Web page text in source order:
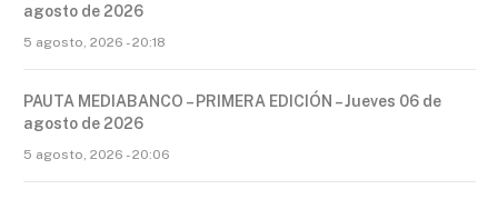
agosto de 2026
5 agosto, 2026 - 20:18
PAUTA MEDIABANCO – PRIMERA EDICIÓN – Jueves 06 de
agosto de 2026
5 agosto, 2026 - 20:06